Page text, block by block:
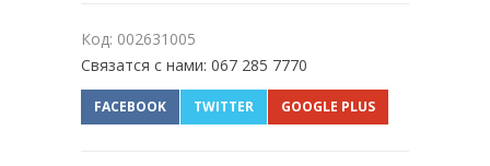
Код: 002631005
Связатся с нами: 067 285 7770
FACEBOOK TWITTER GOOGLE PLUS